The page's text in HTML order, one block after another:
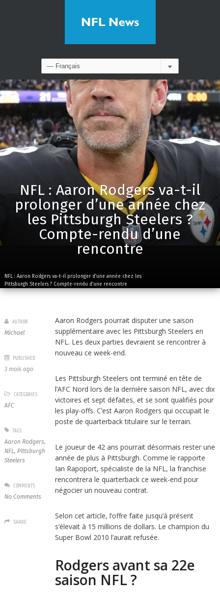
NFL : Aaron Rodgers va-t-il
prolonger d’une année chez
les Pittsburgh Steelers ?
Compte-rendu d’une
rencontre
NFL : Aaron Rodgers va-t-il prolonger d’une année chez les
Pittsburgh Steelers ? Compte-rendu d’une rencontre
Aaron Rodgers pourrait disputer une saison
supplémentaire avec les Pittsburgh Steelers en
NFL. Les deux parties devraient se rencontrer à
nouveau ce week-end.
Les Pittsburgh Steelers ont terminé en tête de
l’AFC Nord lors de la dernière saison NFL, avec dix
victoires et sept défaites, et se sont qualifiés pour
les play-offs. C’est Aaron Rodgers qui occupait le
poste de quarterback titulaire sur le terrain.
Le joueur de 42 ans pourrait désormais rester une
année de plus à Pittsburgh. Comme le rapporte
Ian Rapoport, spécialiste de la NFL, la franchise
rencontrera le quarterback ce week-end pour
négocier un nouveau contrat.
Selon cet article, l’offre faite jusqu’à présent
s’élevait à 15 millions de dollars. Le champion du
Super Bowl 2010 l’aurait refusée.
Rodgers avant sa 22e
saison NFL ?
AUTHOR
Michael
PUBLISHED
3 mois ago
CATEGORIES
AFC
TAGS
Aaron Rodgers,
NFL, Pittsburgh
Steelers
COMMENTS
No Comments
SHARE